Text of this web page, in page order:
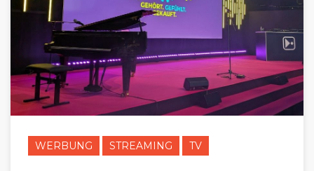
WERBUNG STREAMING TV